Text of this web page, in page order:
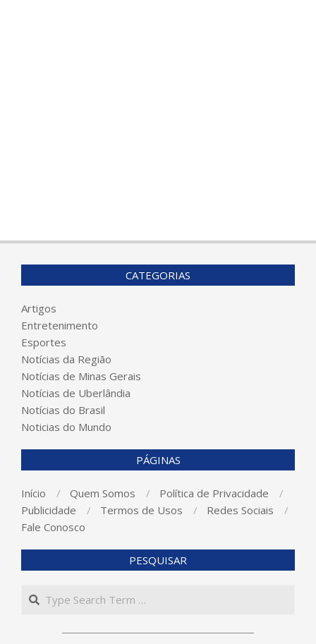
CATEGORIAS
Artigos
Entretenimento
Esportes
Notícias da Região
Notícias de Minas Gerais
Notícias de Uberlândia
Notícias do Brasil
Noticias do Mundo
PÁGINAS
Início Quem Somos
Política de Privacidade
Publicidade
Termos de Usos
Redes Sociais
Fale Conosco
PESQUISAR
Search